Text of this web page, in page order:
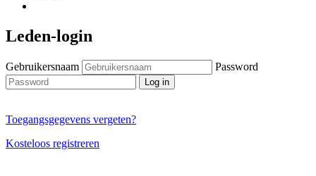
Leden-login
Gebruikersnaam Password
Log in
Toegangsgegevens vergeten?
Kosteloos registreren